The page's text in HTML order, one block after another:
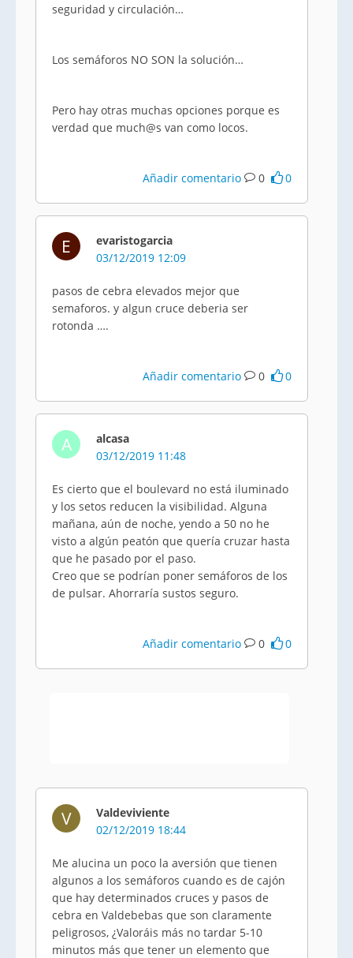
seguridad y circulación…
Los semáforos NO SON la solución…
Pero hay otras muchas opciones porque es
verdad que much@s van como locos.
Añadir comentario 0 0
E
evaristogarcia
03/12/2019 12:09
pasos de cebra elevados mejor que
semaforos. y algun cruce deberia ser
rotonda ….
Añadir comentario 0 0
A
alcasa
03/12/2019 11:48
Es cierto que el boulevard no está iluminado
y los setos reducen la visibilidad. Alguna
mañana, aún de noche, yendo a 50 no he
visto a algún peatón que quería cruzar hasta
que he pasado por el paso.
Creo que se podrían poner semáforos de los
de pulsar. Ahorraría sustos seguro.
Añadir comentario 0 0
V
Valdeviviente
02/12/2019 18:44
Me alucina un poco la aversión que tienen
algunos a los semáforos cuando es de cajón
que hay determinados cruces y pasos de
cebra en Valdebebas que son claramente
peligrosos, ¿Valoráis más no tardar 5-10
minutos más que tener un elemento que